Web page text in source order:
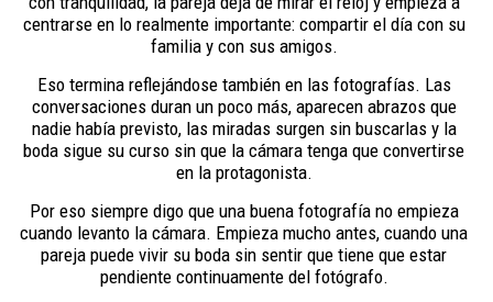
centrarse en lo realmente importante: compartir el día con su
familia y con sus amigos.
Eso termina reflejándose también en las fotografías. Las
conversaciones duran un poco más, aparecen abrazos que
nadie había previsto, las miradas surgen sin buscarlas y la
boda sigue su curso sin que la cámara tenga que convertirse
en la protagonista.
Por eso siempre digo que una buena fotografía no empieza
cuando levanto la cámara. Empieza mucho antes, cuando una
pareja puede vivir su boda sin sentir que tiene que estar
pendiente continuamente del fotógrafo.